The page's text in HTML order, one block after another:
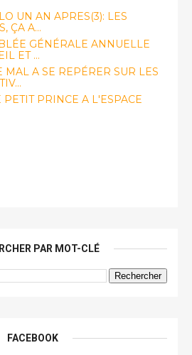
UN AN APRES(3): LES
ÇA A...
GÉNÉRALE ANNUELLE
ET ...
MAL A SE REPÉRER SUR LES
PETIT PRINCE A L'ESPACE
PAR MOT-CLÉ
FACEBOOK